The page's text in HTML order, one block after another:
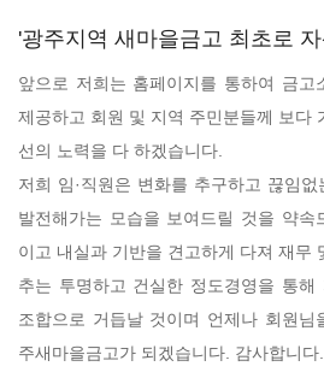
'광주지역 새마을금고 최초로
앞으로 저희는 홈페이지를 통하여 금고
제공하고 회원 및 지역 주민분들께 보다
선의 노력을 다 하겠습니다.
저희 임·직원은 변화를 추구하고 끊임
발전해가는 모습을 보여드릴 것을 약속
이고 내실과 기반을 견고하게 다져 재무
추는 투명하고 건실한 정도경영을 통해
조합으로 거듭날 것이며 언제나 회원님
주새마을금고가 되겠습니다. 감사합니다.